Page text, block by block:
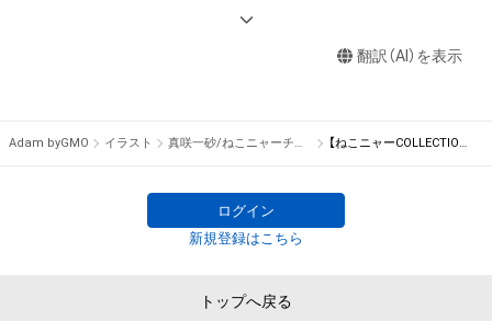
を保有していたとしても、本アイテムに関する創作物にかかる
権を侵害するおそれのある行為(改変、公開、配布、逆コンパイ
せん。)を行うことはできません。
・本アイテムに関する創作物の利用については、公序良俗や法令
LINEスタンプ・グッズなどを制作しております。 翻訳（AI）を表示
Adam byGMO イラスト 真咲一砂/ねこニャーチャンネル 【ねこニャーCOLLECTION 巳年】 #2ちやな
ログイン
新規登録はこちら
トップへ戻る